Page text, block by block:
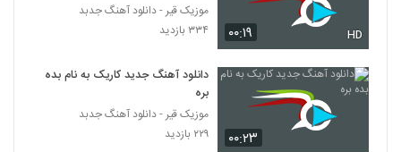
Rasha Ideal
۲۸۱ بازدید
Farshid Gorji Koja Boodam
۰۰:۱۹ HD
موزیک قیر - دانلود آهنگ جدبد
۳۳۴ بازدید
۰۰:۲۳
دانلود آهنگ جدید کاریک به نام بده
بره
موزیک قیر - دانلود آهنگ جدبد
۲۲۹ بازدید